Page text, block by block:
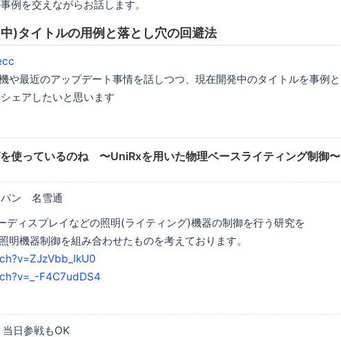
例を交えながらお話します。
)タイトルの用例と落とし穴の回避法
や最近のアップデート事情を話しつつ、現在開発中のタイトルを事例と
ェアしたいと思います
使っているのね 〜UniRxを用いた物理ベースライティング制御〜
パン 名雪通
ィスプレイなどの照明(ライティング)機器の制御を行う研究を
明機器制御を組み合わせたものを考えております。
F4C7udDS4
日参戦もOK